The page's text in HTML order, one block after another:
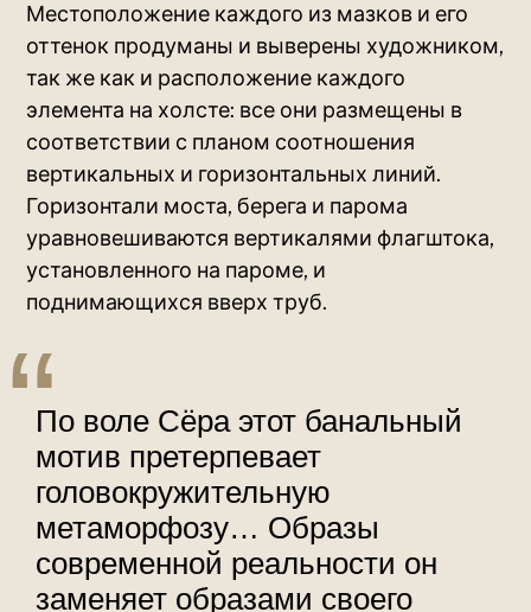
Местоположение каждого из мазков и его
оттенок продуманы и выверены художником,
так же как и расположение каждого
элемента на холсте: все они размещены в
соответствии с планом соотношения
вертикальных и горизонтальных линий.
Горизонтали моста, берега и парома
уравновешиваются вертикалями флагштока,
установленного на пароме, и
поднимающихся вверх труб.
По воле Сёра этот банальный
мотив претерпевает
головокружительную
метаморфозу… Образы
современной реальности он
заменяет образами своего